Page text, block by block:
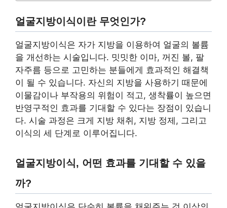
얼굴지방이식이란 무엇인가?
얼굴지방이식은 자가 지방을 이용하여 얼굴의 볼륨
을 개선하는 시술입니다. 밋밋한 이마, 꺼진 볼, 팔
자주름 등으로 고민하는 분들에게 효과적인 해결책
이 될 수 있습니다. 자신의 지방을 사용하기 때문에
이물감이나 부작용의 위험이 적고, 생착률이 높으면
반영구적인 효과를 기대할 수 있다는 장점이 있습니
다. 시술 과정은 크게 지방 채취, 지방 정제, 그리고
이식의 세 단계로 이루어집니다.
얼굴지방이식, 어떤 효과를 기대할 수 있을
까?